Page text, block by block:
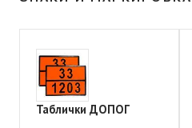
Таблички ДОПОГ